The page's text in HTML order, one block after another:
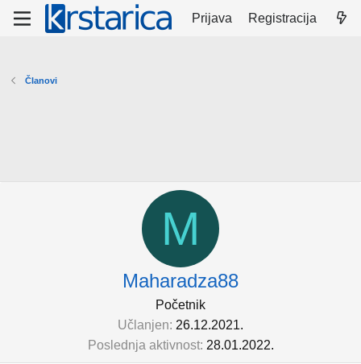
Prijava Registracija
Članovi
M
Maharadza88
Početnik
Učlanjen 26.12.2021.
Poslednja aktivnost 28.01.2022.